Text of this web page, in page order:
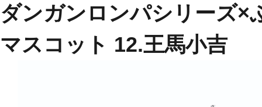
ダンガンロンパシリーズ×
マスコット 12.王馬小吉